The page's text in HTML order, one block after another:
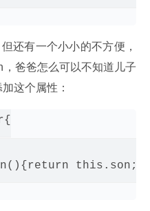
还有一个小小的不方便，
爸爸怎么可以不知道儿子
这个属性：
this.son;}